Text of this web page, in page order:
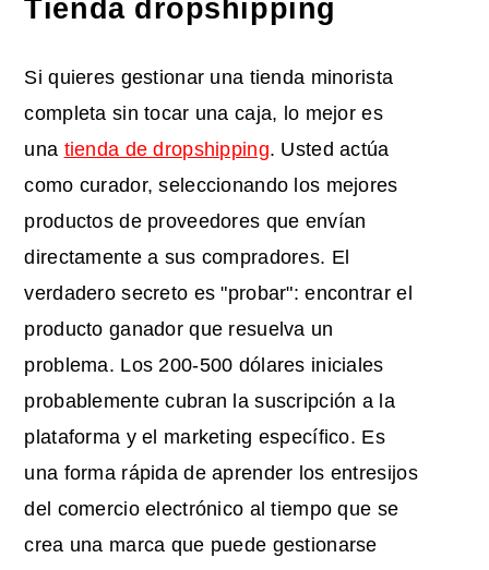
Tienda dropshipping
Si quieres gestionar una tienda minorista
completa sin tocar una caja, lo mejor es
una tienda de dropshipping. Usted actúa
como curador, seleccionando los mejores
productos de proveedores que envían
directamente a sus compradores. El
verdadero secreto es "probar": encontrar el
producto ganador que resuelva un
problema. Los 200-500 dólares iniciales
probablemente cubran la suscripción a la
plataforma y el marketing específico. Es
una forma rápida de aprender los entresijos
del comercio electrónico al tiempo que se
crea una marca que puede gestionarse